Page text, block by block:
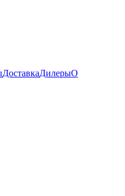
ДоставкаДилерыО